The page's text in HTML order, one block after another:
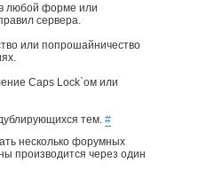
любой форме или
сервера.
или попрошайничество
Caps Lock`ом или
тем. #
несколько форумных
производится через один